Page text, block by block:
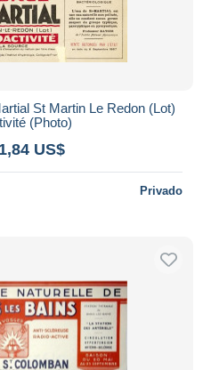
St Martin Le Redon (Lot)
(Photo)
US$
Privado